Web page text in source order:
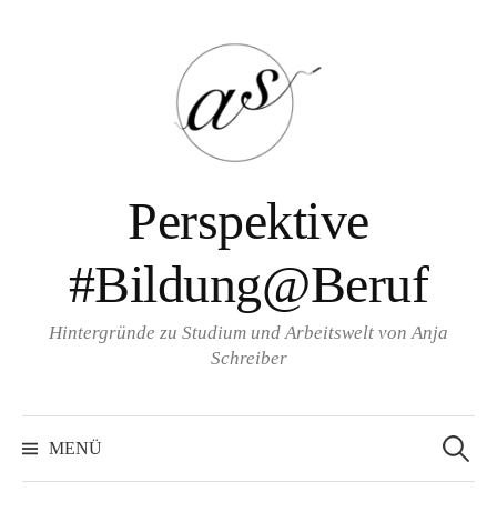
Perspektive
#Bildung@Beruf
Hintergründe zu Studium und Arbeitswelt von Anja
Schreiber
MENÜ
nach: